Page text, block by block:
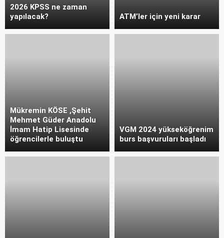
2026 KPSS ne zaman
yapılacak?
ATM’ler için yeni karar
Mükremin KÖSE ,Şehit
Mehmet Güder Anadolu
İmam Hatip Lisesinde
öğrencilerle buluştu
VGM 2024 yükseköğrenim
burs başvuruları başladı